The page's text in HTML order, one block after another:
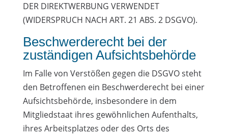
DER DIREKTWERBUNG VERWENDET
(WIDERSPRUCH NACH ART. 21 ABS. 2 DSGVO).
Beschwerde­recht bei der
zuständigen Aufsichts­behörde
Im Falle von Verstößen gegen die DSGVO steht
den Betroffenen ein Beschwerderecht bei einer
Aufsichtsbehörde, insbesondere in dem
Mitgliedstaat ihres gewöhnlichen Aufenthalts,
ihres Arbeitsplatzes oder des Orts des